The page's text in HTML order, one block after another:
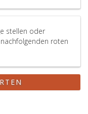
stellen oder
roten